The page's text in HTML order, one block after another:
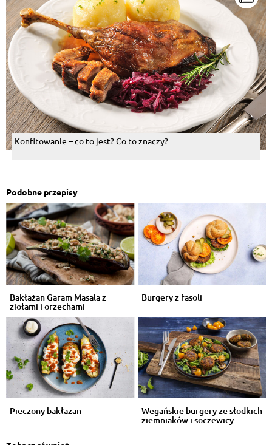
Konfitowanie – co to jest? Co to znaczy?
Podobne przepisy
Bakłażan Garam Masala z
ziołami i orzechami
Burgery z fasoli
Pieczony bakłażan Wegańskie burgery ze słodkich
ziemniaków i soczewicy